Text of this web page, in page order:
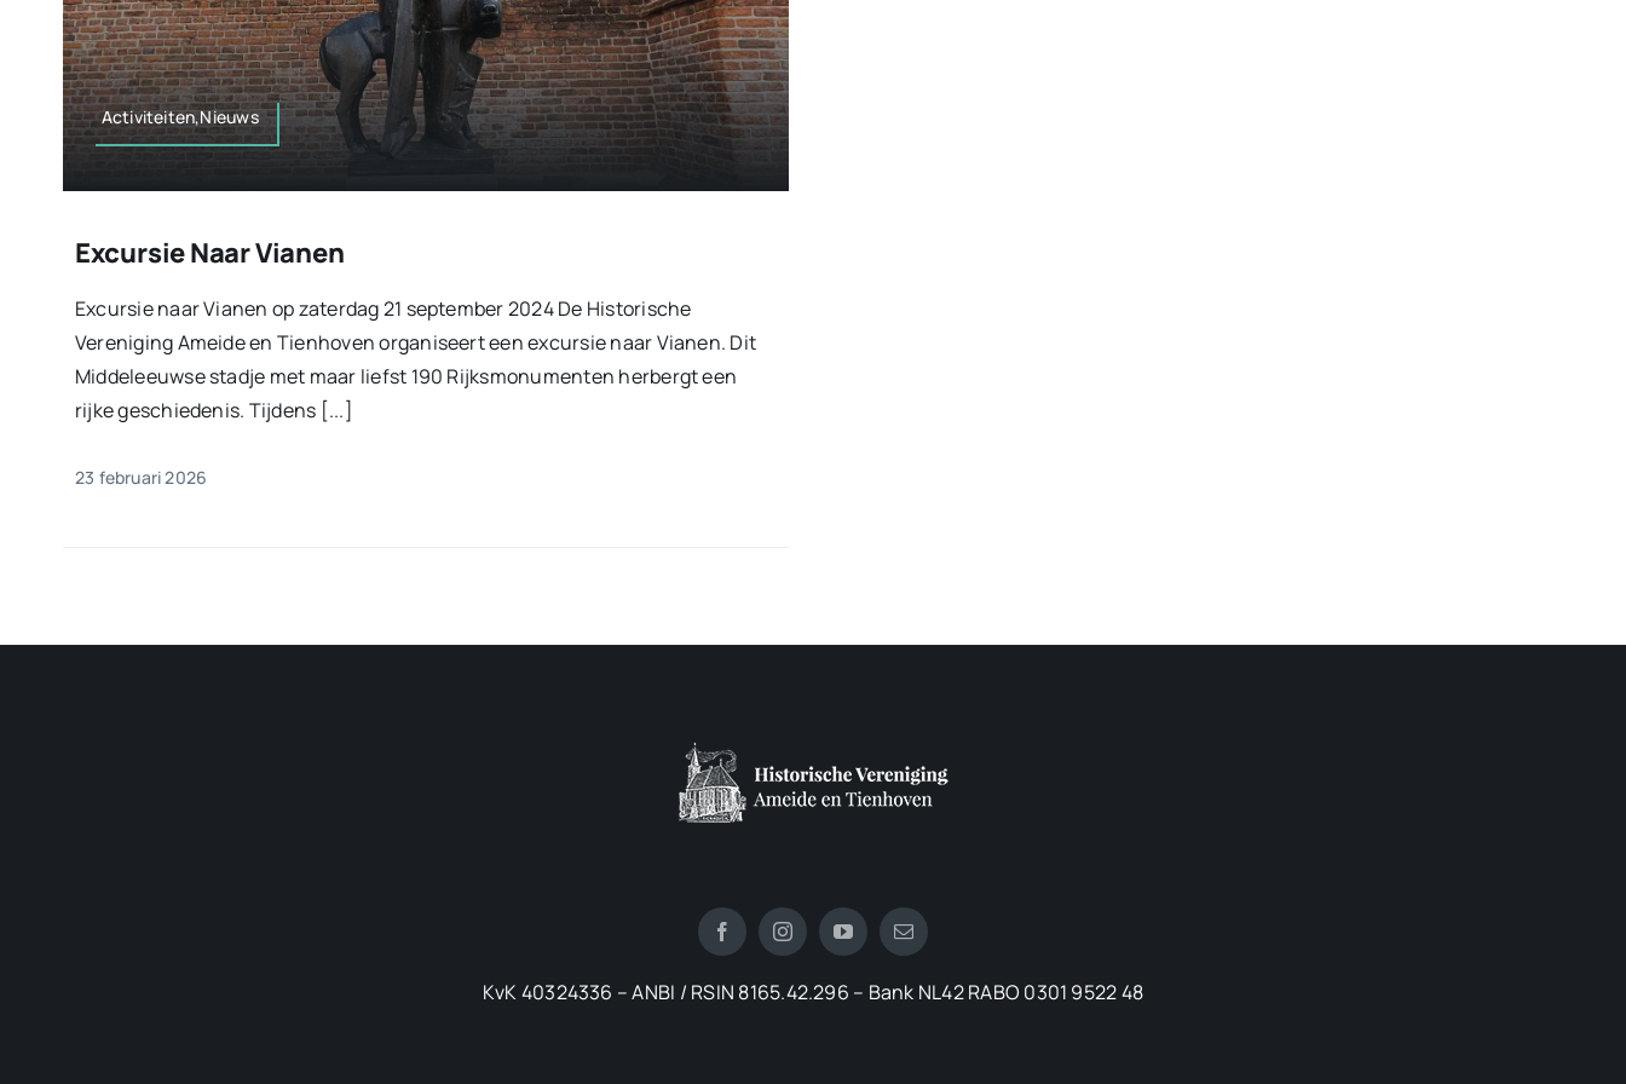
Activiteiten,Nieuws
Excursie Naar Vianen
Excursie naar Vianen op zaterdag 21 september 2024 De Historische
Vereniging Ameide en Tienhoven organiseert een excursie naar Vianen. Dit
Middeleeuwse stadje met maar liefst 190 Rijksmonumenten herbergt een
rijke geschiedenis. Tijdens [...]
23 februari 2026
KvK 40324336 – ANBI / RSIN 8165.42.296 – Bank NL42 RABO 0301 9522 48